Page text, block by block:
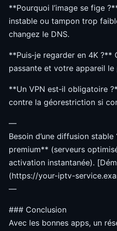
**Pourquoi l’image se fige
instable ou tampon trop
changez le DNS.
**Puis‑je regarder en 4K ?**
passante et votre appareil
**Un VPN est‑il obligatoire
contre la géorestriction si
—
Besoin d’une diffusion
premium** (serveurs
activation instantanée).
(https://your-iptv-
—
### Conclusion
Avec les bonnes apps, un